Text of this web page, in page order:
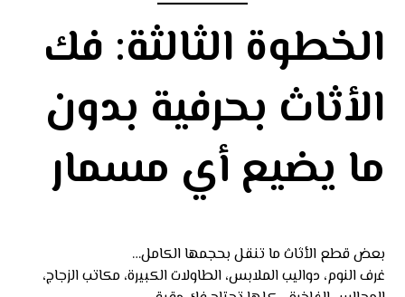
الخطوة الثالثة: فك
الأثاث بحرفية بدون
ما يضيع أي مسمار
بعض قطع الأثاث ما تنقل بحجمها الكامل…
غرف النوم، دواليب الملابس، الطاولات الكبيرة، مكاتب الزجاج،